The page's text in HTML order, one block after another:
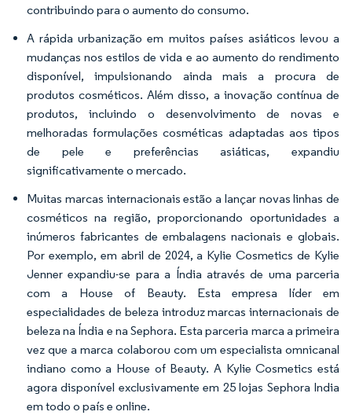
contribuindo para o aumento do consumo.
A rápida urbanização em muitos países asiáticos levou a
mudanças nos estilos de vida e ao aumento do rendimento
disponível, impulsionando ainda mais a procura de
produtos cosméticos. Além disso, a inovação contínua de
produtos, incluindo o desenvolvimento de novas e
melhoradas formulações cosméticas adaptadas aos tipos
de pele e preferências asiáticas, expandiu
significativamente o mercado.
Muitas marcas internacionais estão a lançar novas linhas de
cosméticos na região, proporcionando oportunidades a
inúmeros fabricantes de embalagens nacionais e globais.
Por exemplo, em abril de 2024, a Kylie Cosmetics de Kylie
Jenner expandiu-se para a Índia através de uma parceria
com a House of Beauty. Esta empresa líder em
especialidades de beleza introduz marcas internacionais de
beleza na Índia e na Sephora. Esta parceria marca a primeira
vez que a marca colaborou com um especialista omnicanal
indiano como a House of Beauty. A Kylie Cosmetics está
agora disponível exclusivamente em 25 lojas Sephora India
em todo o país e online.